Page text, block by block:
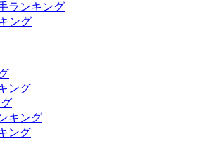
ランキング
ング
ング
キング
ング